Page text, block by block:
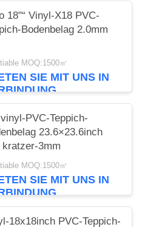
18"“ Vinyl-X18 PVC-
Bodenbelag 2.0mm
MOQ:1500㎡
SIE MIT UNS IN
PVC-Teppich-
23.6×23.6inch
kratzer-3mm
MOQ:1500㎡
SIE MIT UNS IN
18x18inch PVC-Teppich-